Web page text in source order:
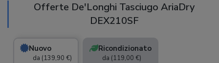
Offerte De'Longhi Tasciugo AriaDry
DEX210SF
Nuovo
da (139,90 €)
Ricondizionato
da (119,00 €)